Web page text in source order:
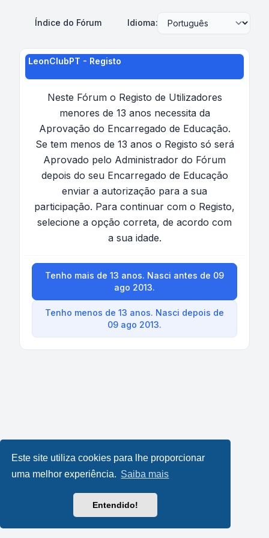
Este site utiliza cookies para lhe proporcionar
uma melhor experiência. Saiba mais
Entendido!
Índice do Fórum Idioma:
LeonClubPT - Registo
Neste Fórum o Registo de Utilizadores
menores de 13 anos necessita da
Aprovação do Encarregado de Educação.
Se tem menos de 13 anos o Registo só será
Aprovado pelo Administrador do Fórum
depois do seu Encarregado de Educação
enviar a autorização para a sua
participação. Para continuar com o Registo,
selecione a opção correta, de acordo com
a sua idade.
Tenho mais de 13 anos. Nasci antes de 09
ago 2013.
Tenho menos de 13 anos. Nasci depois de
09 ago 2013.